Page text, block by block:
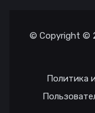
© Copyright ©
Политика